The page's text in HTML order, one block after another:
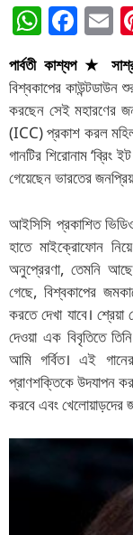
W
h
at
s
A
p
p
F
a
c
e
b
o
o
k
E
m
l
পার্বতী কাশ্যপ ★
বিশ্বকাপের কাউন্টডাউন
করছেন সেই মহারণের
(ICC) প্রকাশ করল
গানটির শিরোনাম
গেয়েছেন ভারতের
আইসিসি প্রকাশিত
হাতে মাইক্রোফোন
অনুপ্রেরণা, তেমনি আছে
গেছে, বিশ্বকাপের
করতে দেখা যাবে।
দেওয়া এক বিবৃতিতে
আমি গর্বিত। এই
প্রাণশক্তিকে উদযাপন
করবে এবং